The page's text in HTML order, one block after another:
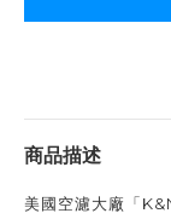
商品描述
美國空濾大廠「